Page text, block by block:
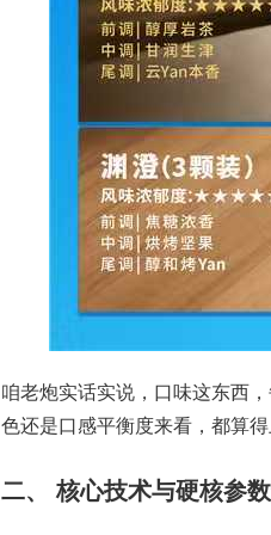
咱老炮实话实说，口味这东西
色还是口感平衡度来看，都算得
二、 核心技术与硬核参